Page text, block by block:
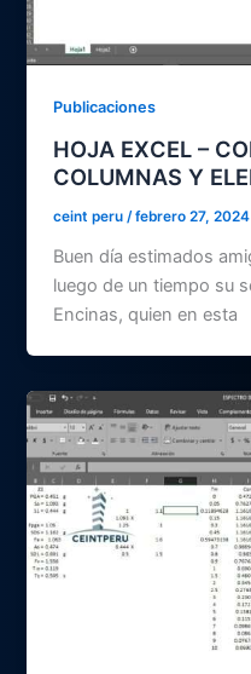
Publicaciones
HOJA EXCEL –
COLUMNAS Y
ceint peru/febrero 27, 2024
Buen día estimados
luego de un tiempo su
Encinas, quien en esta